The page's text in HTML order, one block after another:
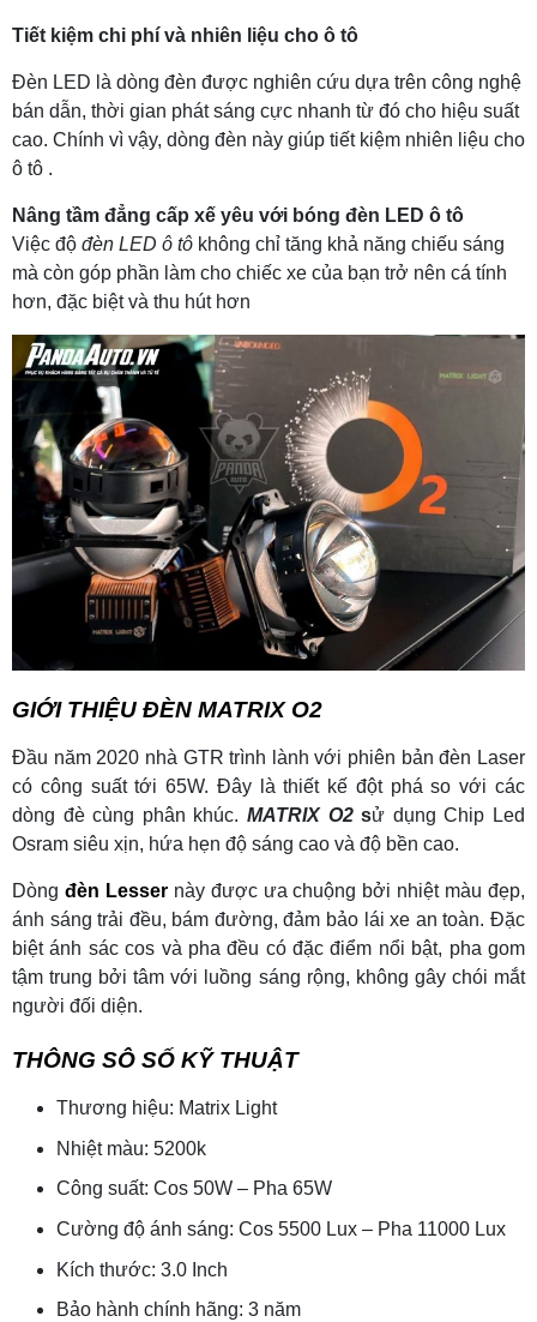
Tiết kiệm chi phí và nhiên liệu cho ô tô
Đèn LED là dòng đèn được nghiên cứu dựa trên công nghệ
bán dẫn, thời gian phát sáng cực nhanh từ đó cho hiệu suất
cao. Chính vì vậy, dòng đèn này giúp tiết kiệm nhiên liệu cho
ô tô .
Nâng tầm đẳng cấp xế yêu với bóng đèn LED ô tô
Việc độ đèn LED ô tô không chỉ tăng khả năng chiếu sáng
mà còn góp phần làm cho chiếc xe của bạn trở nên cá tính
hơn, đặc biệt và thu hút hơn
GIỚI THIỆU ĐÈN MATRIX O2
Đầu năm 2020 nhà GTR trình lành với phiên bản đèn Laser
có công suất tới 65W. Đây là thiết kế đột phá so với các
dòng đè cùng phân khúc. MATRIX O2sử dụng Chip Led
Osram siêu xịn, hứa hẹn độ sáng cao và độ bền cao.
Dòng đèn Lessernày được ưa chuộng bởi nhiệt màu đẹp,
ánh sáng trải đều, bám đường, đảm bảo lái xe an toàn. Đặc
biệt ánh sác cos và pha đều có đặc điểm nổi bật, pha gom
tậm trung bởi tâm với luồng sáng rộng, không gây chói mắt
người đối diện.
THÔNG SÔ SỐ KỸ THUẬT
Thương hiệu: Matrix Light
Nhiệt màu: 5200k
Công suất: Cos 50W – Pha 65W
Cường độ ánh sáng: Cos 5500 Lux – Pha 11000 Lux
Kích thước: 3.0 Inch
Bảo hành chính hãng: 3 năm